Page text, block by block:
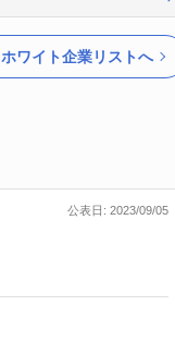
ホワイト企業リストへ
公表日: 2023/09/05